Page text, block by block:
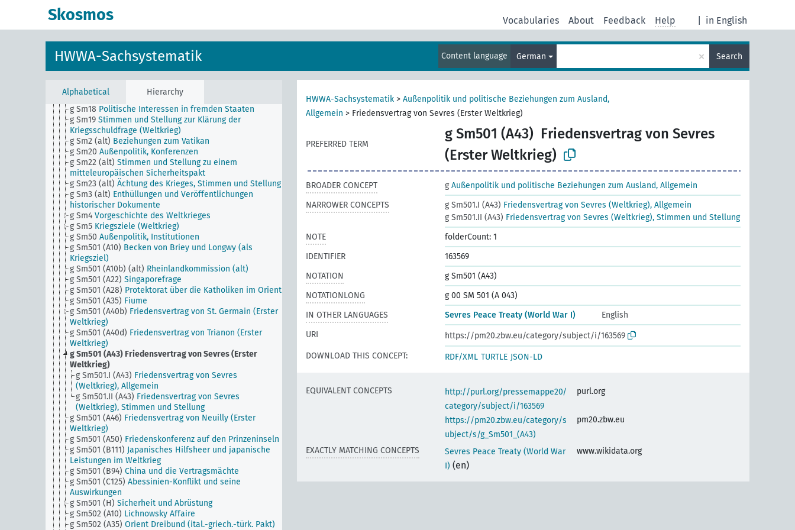
Skosmos in English
Vocabularies About Feedback Help
HWWA-Sachsystematik Content language German × Search
Alphabetical Hierarchy
g Sm13 Islampolitik
g Sm15 Beziehungen zum Völkerbund
Stimmen und Stellung zum
g Sm17 (alt)
Stimmen und Stellung zum türkischen
Friedensvertrag (Sevres)
g Sm18 Politische Interessen in fremden Staaten
g Sm19 Stimmen und Stellung zur Klärung der
Kriegsschuldfrage (Weltkrieg)
g Sm2 (alt) Beziehungen zum Vatikan
g Sm20 Außenpolitik, Konferenzen
g Sm22 (alt) Stimmen und Stellung zu einem
mitteleuropäischen Sicherheitspakt
g Sm23 (alt) Ächtung des Krieges, Stimmen und Stellung
g Sm3 (alt) Enthüllungen und Veröffentlichungen
historischer Dokumente
g Sm4 Vorgeschichte des Weltkrieges
g Sm5 Kriegsziele (Weltkrieg)
g Sm50 Außenpolitik, Institutionen
g Sm501 (A10) Becken von Briey und Longwy (als
Kriegsziel)
g Sm501 (A10b) (alt) Rheinlandkommission (alt)
g Sm501 (A22) Singaporefrage
g Sm501 (A28) Protektorat über die Katholiken im Orient
g Sm501 (A35) Fiume
g Sm501 (A40b) Friedensvertrag von St. Germain (Erster
Weltkrieg)
g Sm501 (A40d) Friedensvertrag von Trianon (Erster
Weltkrieg)
g Sm501 (A43) Friedensvertrag von Sevres (Erster
Weltkrieg)
g Sm501.I (A43) Friedensvertrag von Sevres
(Weltkrieg), Allgemein
g Sm501.II (A43) Friedensvertrag von Sevres
(Weltkrieg), Stimmen und Stellung
g Sm501 (A46) Friedensvertrag von Neuilly (Erster
Weltkrieg)
g Sm501 (A50) Friedenskonferenz auf den Prinzeninseln
g Sm501 (B111) Japanisches Hilfsheer und japanische
Leistungen im Weltkrieg
g Sm501 (B94) China und die Vertragsmächte
g Sm501 (C125) Abessinien-Konflikt und seine
Auswirkungen
g Sm501 (H) Sicherheit und Abrüstung
g Sm502 (A10) Lichnowsky Affaire
g Sm502 (A35) Orient Dreibund (ital.-griech.-türk. Pakt)
HWWA-Sachsystematik > Außenpolitik und politische Beziehungen zum Ausland,
Allgemein > Friedensvertrag von Sevres (Erster Weltkrieg)
PREFERRED TERM
g Sm501 (A43) Friedensvertrag von Sevres
(Erster Weltkrieg)
BROADER CONCEPT g Außenpolitik und politische Beziehungen zum Ausland, Allgemein
NARROWER CONCEPTS
g Sm501.I (A43) Friedensvertrag von Sevres (Weltkrieg), Allgemein
g Sm501.II (A43) Friedensvertrag von Sevres (Weltkrieg), Stimmen und Stellung
NOTE
folderCount: 1
IDENTIFIER
163569
NOTATION
g Sm501 (A43)
NOTATIONLONG
g 00 SM 501 (A 043)
IN OTHER LANGUAGES
Sevres Peace Treaty (World War I)
English
URI
https://pm20.zbw.eu/category/subject/i/163569
DOWNLOAD THIS CONCEPT:
RDF/XML TURTLE JSON-LD
EQUIVALENT CONCEPTS
http://purl.org/pressemappe20/
category/subject/i/163569
purl.org
https://pm20.zbw.eu/category/s
ubject/s/g_Sm501_(A43)
pm20.zbw.eu
EXACTLY MATCHING CONCEPTS
Sevres Peace Treaty (World War
I) (en)
www.wikidata.org